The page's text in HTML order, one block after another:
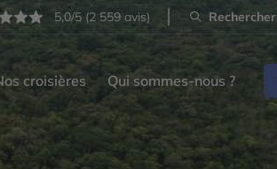
5,0/5 (2 559 avis) Rechercher
croisières Qui sommes-nous ?